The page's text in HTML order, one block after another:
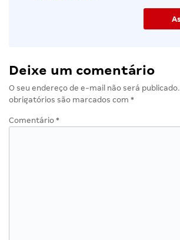
Deixe um comentário
O seu endereço de e-mail não será publicado.
obrigatórios são marcados com *
Comentário *